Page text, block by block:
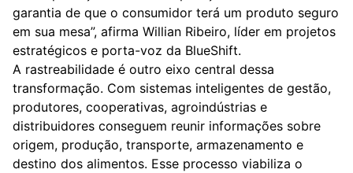
garantia de que o consumidor terá um produto seguro
em sua mesa”, afirma Willian Ribeiro, líder em projetos
estratégicos e porta-voz da BlueShift.
A rastreabilidade é outro eixo central dessa
transformação. Com sistemas inteligentes de gestão,
produtores, cooperativas, agroindústrias e
distribuidores conseguem reunir informações sobre
origem, produção, transporte, armazenamento e
destino dos alimentos. Esse processo viabiliza o